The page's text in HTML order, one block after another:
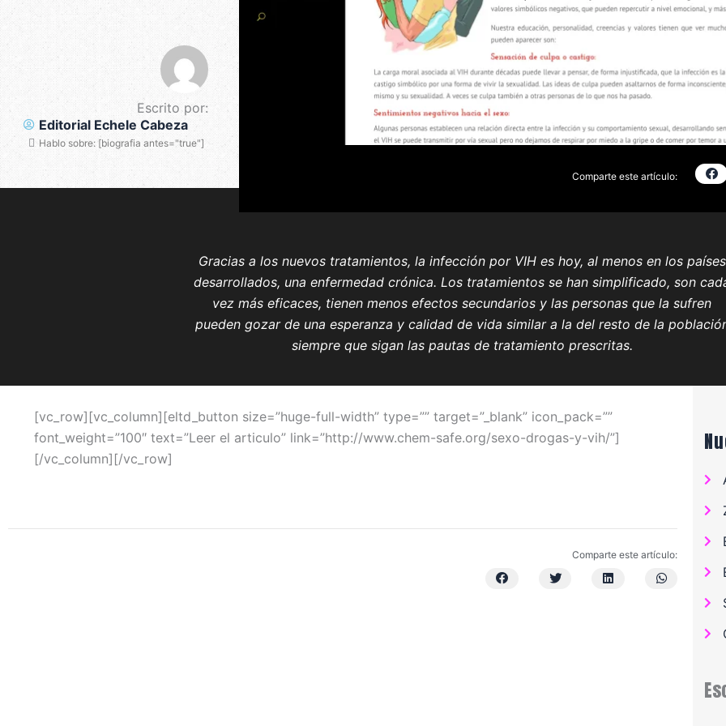
Escrito por:
Editorial Echele Cabeza
Hablo sobre: [biografia antes="true"]
Comparte este artículo:
Gracias a los nuevos tratamientos, la infección por VIH es hoy, al menos en los países
desarrollados, una enfermedad crónica. Los tratamientos se han simplificado, son
vez más eficaces, tienen menos efectos secundarios y las personas que la sufren
pueden gozar de una esperanza y calidad de vida similar a la del resto de la
siempre que sigan las pautas de tratamiento prescritas.
[vc_row][vc_column][eltd_button size=”huge-full-width” type=”” target=”_blank” icon_pack=””
font_weight=”100″ text=”Leer el articulo” link=”http://www.chem-safe.org/sexo-drogas-y-vih/”]
[/vc_column][/vc_row]
Comparte este artículo: